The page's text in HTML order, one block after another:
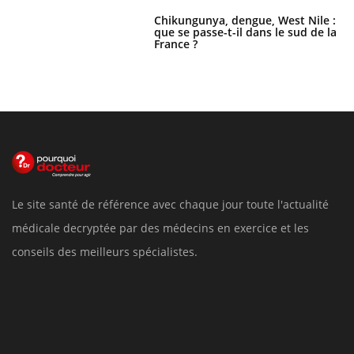
Chikungunya, dengue, West Nile :
que se passe-t-il dans le sud de la
France ?
Le site santé de référence avec chaque jour toute l'actualité
médicale decryptée par des médecins en exercice et les
conseils des meilleurs spécialistes.